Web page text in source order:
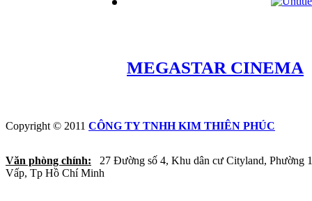
MEGASTAR CINEMA
Copyright © 2011 CÔNG TY TNHH KIM THIÊN PHÚC
Văn phòng chính:
27 Đường số 4, Khu dân cư Cityland, Phường
Vấp, Tp Hồ Chí Minh